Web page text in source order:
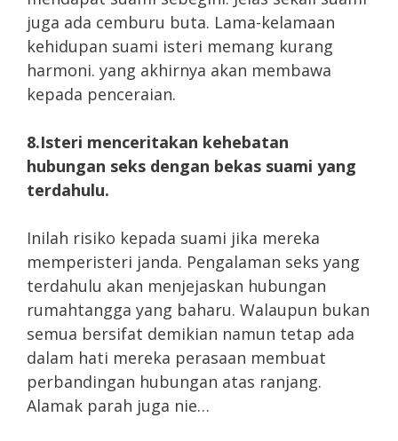
juga ada cemburu buta. Lama-kelamaan
kehidupan suami isteri memang kurang
harmoni. yang akhirnya akan membawa
kepada penceraian.
8.Isteri menceritakan kehebatan
hubungan seks dengan bekas suami yang
terdahulu.
Inilah risiko kepada suami jika mereka
memperisteri janda. Pengalaman seks yang
terdahulu akan menjejaskan hubungan
rumahtangga yang baharu. Walaupun bukan
semua bersifat demikian namun tetap ada
dalam hati mereka perasaan membuat
perbandingan hubungan atas ranjang.
Alamak parah juga nie…